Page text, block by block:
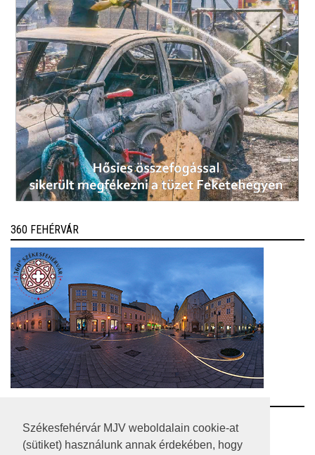
Székesfehérvár MJV weboldalain cookie-at
(sütiket) használunk annak érdekében, hogy
360 FEHÉRVÁR
RSS